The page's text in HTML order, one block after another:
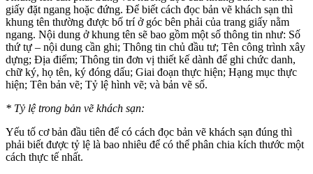
giấy đặt ngang hoặc đứng. Để biết cách đọc bản vẽ khách sạn thì
khung tên thường được bố trí ở góc bên phải của trang giấy nằm
ngang. Nội dung ở khung tên sẽ bao gồm một số thông tin như: Số
thứ tự – nội dung cần ghi; Thông tin chủ đầu tư; Tên công trình xây
dựng; Địa điểm; Thông tin đơn vị thiết kế dành để ghi chức danh,
chữ ký, họ tên, ký đóng dấu; Giai đoạn thực hiện; Hạng mục thực
hiện; Tên bản vẽ; Tỷ lệ hình vẽ; và bản vẽ số.
* Tỷ lệ trong bản vẽ khách sạn:
Yếu tố cơ bản đầu tiên để có cách đọc bản vẽ khách sạn đúng thì
phải biết được tỷ lệ là bao nhiêu để có thể phân chia kích thước một
cách thực tế nhất.